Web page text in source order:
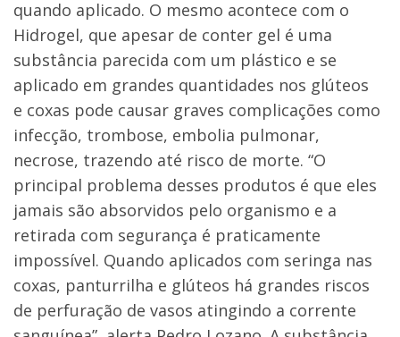
quando aplicado. O mesmo acontece com o
Hidrogel, que apesar de conter gel é uma
substância parecida com um plástico e se
aplicado em grandes quantidades nos glúteos
e coxas pode causar graves complicações como
infecção, trombose, embolia pulmonar,
necrose, trazendo até risco de morte. “O
principal problema desses produtos é que eles
jamais são absorvidos pelo organismo e a
retirada com segurança é praticamente
impossível. Quando aplicados com seringa nas
coxas, panturrilha e glúteos há grandes riscos
de perfuração de vasos atingindo a corrente